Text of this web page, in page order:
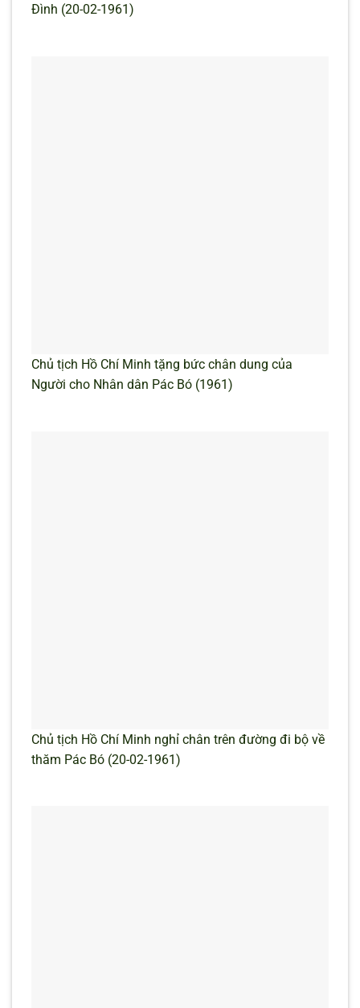
Đình (20-02-1961)
Chủ tịch Hồ Chí Minh tặng bức chân dung của
Người cho Nhân dân Pác Bó (1961)
Chủ tịch Hồ Chí Minh nghỉ chân trên đường đi bộ về
thăm Pác Bó (20-02-1961)